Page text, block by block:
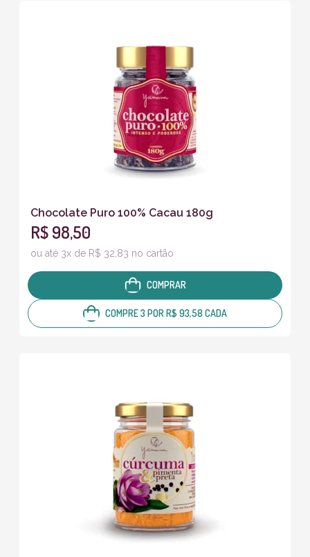
Chocolate Puro 100% Cacau 180g
R$ 98,50
ou até 3x de R$ 32,83 no cartão
COMPRAR
COMPRE 3 POR R$ 93,58 CADA